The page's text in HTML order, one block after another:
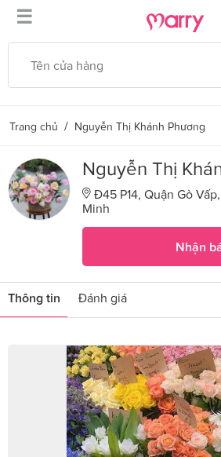
☰
Trang chủ / Nguyễn Thị Khánh Phương
Nguyễn Thị
Đ45 P14, Quận Gò
Minh
Nhận
Thông tin Đánh giá